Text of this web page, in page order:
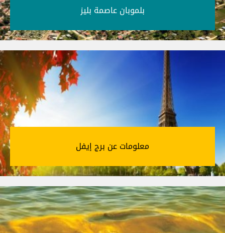
بلموبان عاصمة بليز‎
معلومات عن برج إيفل‎